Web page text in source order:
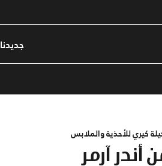
جديدنا
كيري للأحذية والملابس
آرمر